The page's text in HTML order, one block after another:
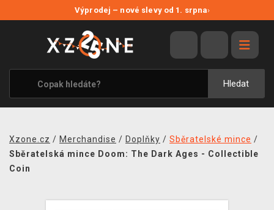
Výprodej – nové slevy od 1. srpna›
Hledat
VÝPRODEJ
VIDEOHRY
XZONE ORIGINALS
TÉMATIKY
MERCHANDISE
Xzone.cz / Merchandise / Doplňky / Sběratelské mince /
Sběratelská mince Doom: The Dark Ages - Collectible
Coin